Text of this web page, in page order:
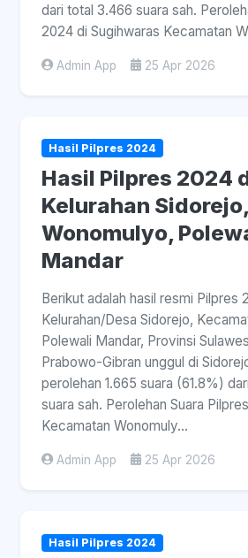
dari total 3.466 suara sah.
2024 di Sugihwaras Kecamatan
Admin App 25 Apr 2026
Hasil Pilpres 2024
Hasil Pilpres 2024
Kelurahan
Wonomulyo,
Mandar
Berikut adalah hasil resmi Pilpres
Kelurahan/Desa Sidorejo,
Polewali Mandar, Provinsi
Prabowo-Gibran unggul di
perolehan 1.665 suara (61.8%)
suara sah. Perolehan Suara
Kecamatan Wonomuly...
Admin App 25 Apr 2026
Hasil Pilpres 2024